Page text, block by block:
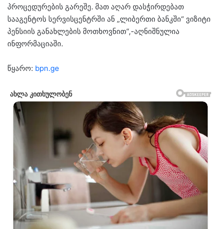
პროცედურების გარეშე. მათ აღარ დასჭირდებათ
სააგენტოს სერვისცენტრში ან „ლიბერთი ბანკში“ ვიზიტი
პენსიის განახლების მოთხოვნით“,-აღნიშნულია
ინფორმაციაში.
წყარო: ​ bpn.ge